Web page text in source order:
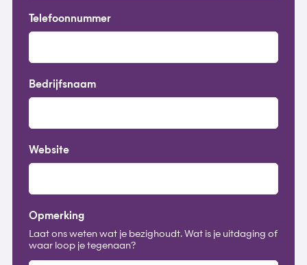
Telefoonnummer
Bedrijfsnaam
Website
Opmerking
Laat ons weten wat je bezighoudt. Wat is je uitdaging of
waar loop je tegenaan?